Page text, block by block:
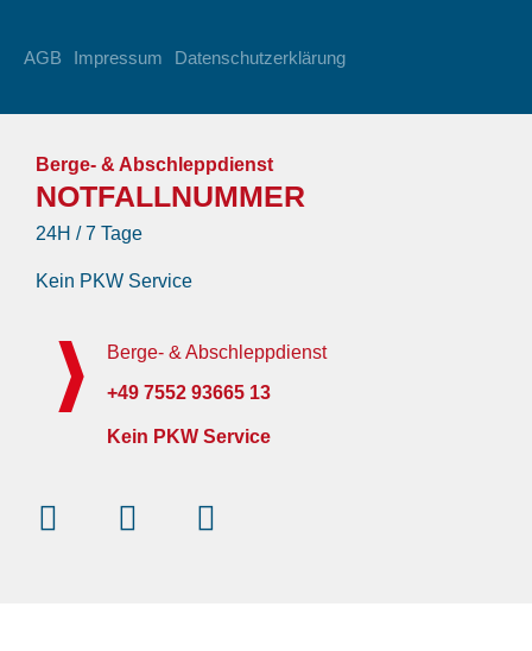
AGB Impressum Datenschutzerklärung
Berge- & Abschleppdienst
NOTFALLNUMMER
24H / 7 Tage
Kein PKW Service
Berge- & Abschleppdienst
+49 7552 93665 13
Kein PKW Service
InstagramFacebook-
f
Youtube